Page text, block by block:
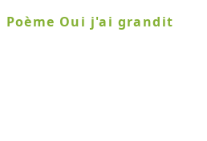
Poème Oui j'ai grandit